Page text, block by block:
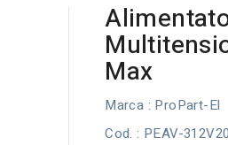
Max
Marca : ProPart-El
Cod. : PEAV-